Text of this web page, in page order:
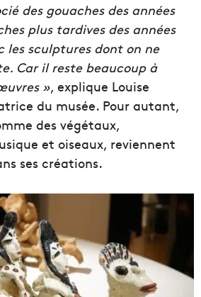
des gouaches des années
plus tardives des années
les sculptures dont on ne
Car il reste beaucoup à
», explique Louise
du musée. Pour autant,
des végétaux,
et oiseaux, reviennent
ses créations.